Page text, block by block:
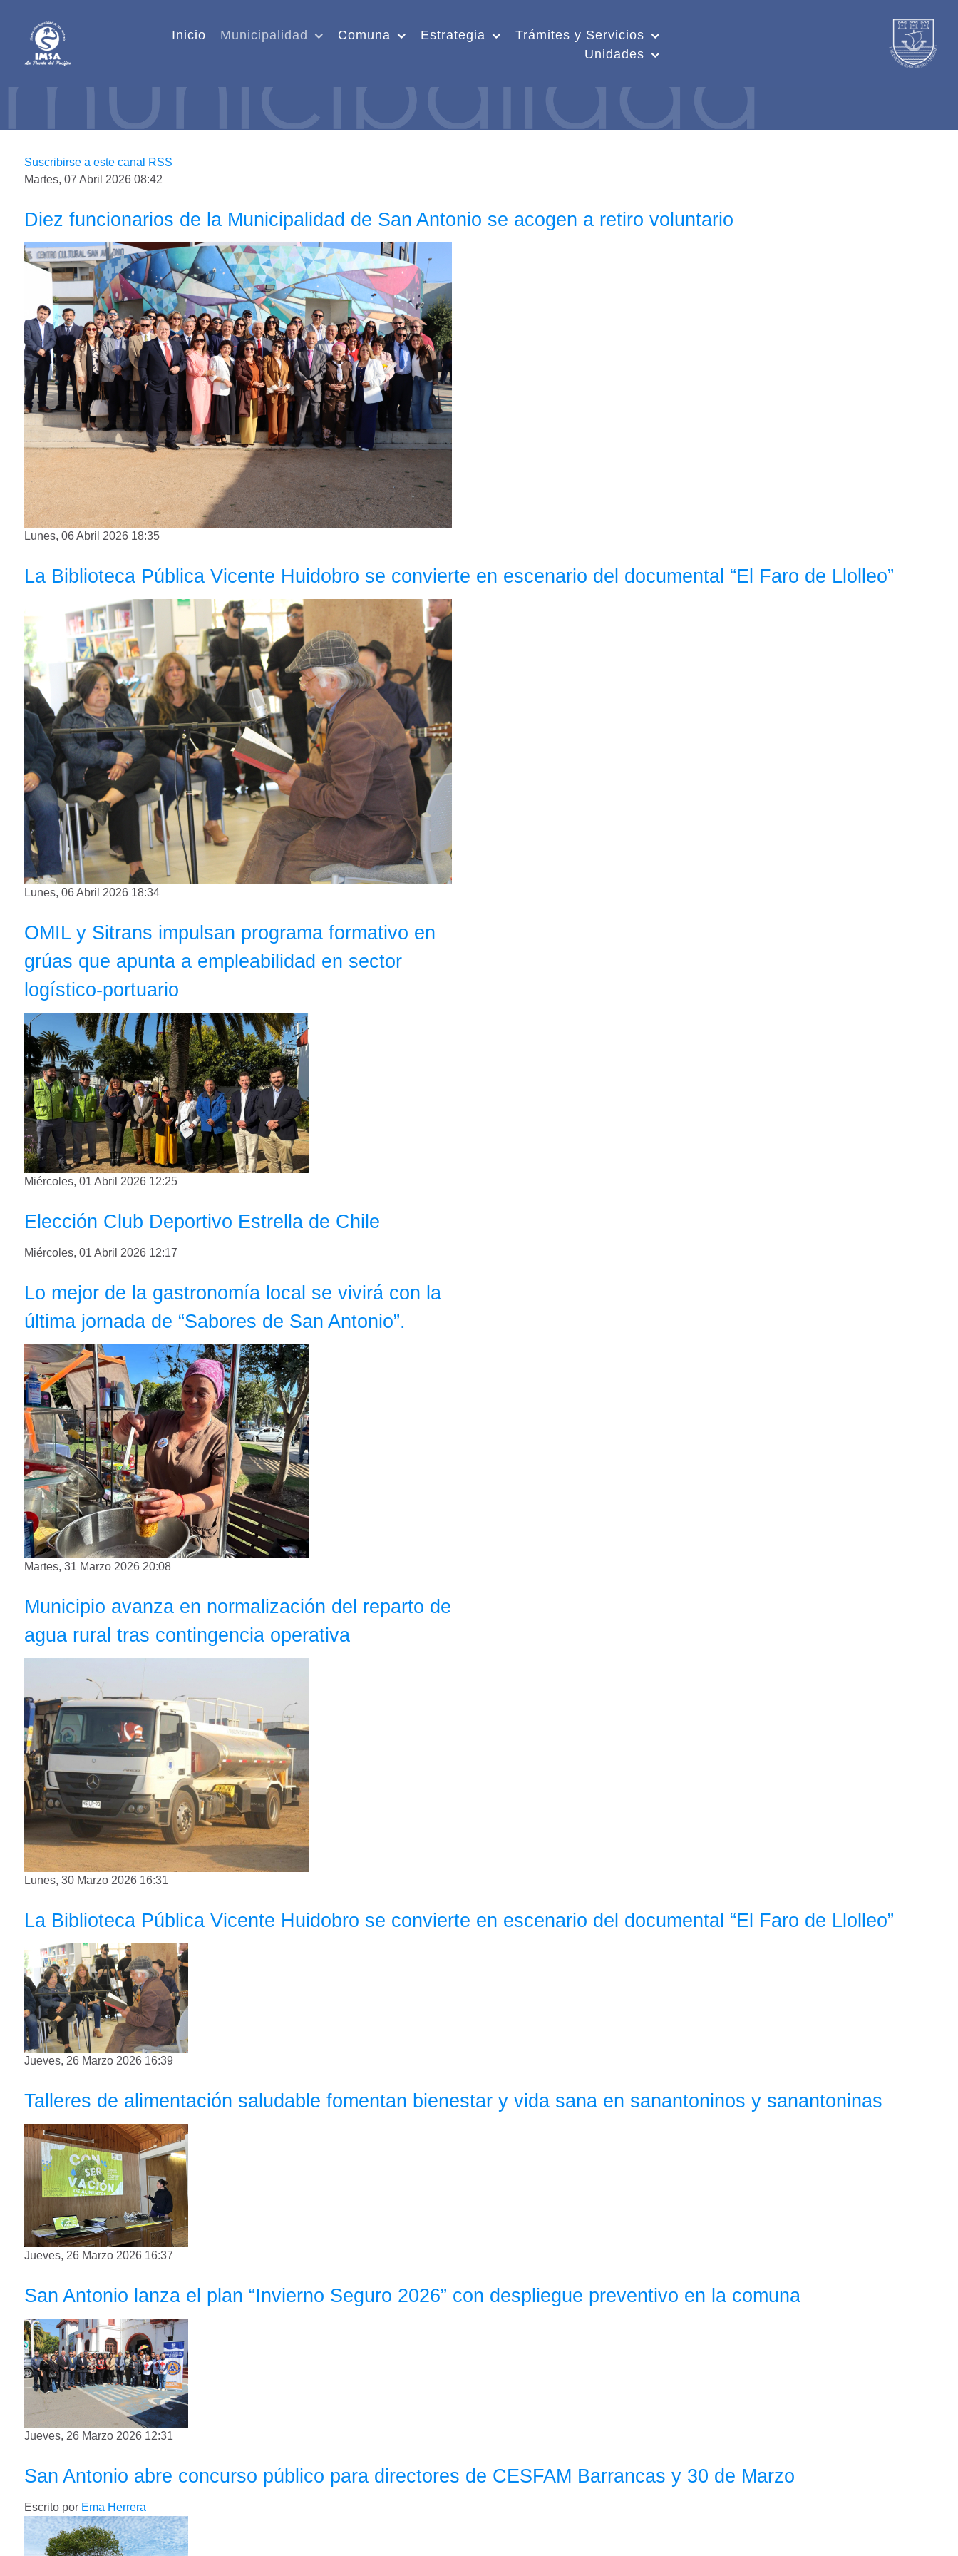
Inicio Municipalidad Comuna Estrategia
Trámites y Servicios
Unidades
Suscribirse a este canal RSS
Martes, 07 Abril 2026 08:42
Diez funcionarios de la Municipalidad de San Antonio se acogen a retiro voluntario
Lunes, 06 Abril 2026 18:35
La Biblioteca Pública Vicente Huidobro se convierte en escenario del documental “El Faro de Llolleo”
Lunes, 06 Abril 2026 18:34
OMIL y Sitrans impulsan programa formativo en
grúas que apunta a empleabilidad en sector
logístico-portuario
Miércoles, 01 Abril 2026 12:25
Elección Club Deportivo Estrella de Chile
Miércoles, 01 Abril 2026 12:17
Lo mejor de la gastronomía local se vivirá con la
última jornada de “Sabores de San Antonio”.
Martes, 31 Marzo 2026 20:08
Municipio avanza en normalización del reparto de
agua rural tras contingencia operativa
Lunes, 30 Marzo 2026 16:31
La Biblioteca Pública Vicente Huidobro se convierte en escenario del documental “El Faro de Llolleo”
Jueves, 26 Marzo 2026 16:39
Talleres de alimentación saludable fomentan bienestar y vida sana en sanantoninos y sanantoninas
Jueves, 26 Marzo 2026 16:37
San Antonio lanza el plan “Invierno Seguro 2026” con despliegue preventivo en la comuna
Jueves, 26 Marzo 2026 12:31
San Antonio abre concurso público para directores de CESFAM Barrancas y 30 de Marzo
Escrito por Ema Herrera